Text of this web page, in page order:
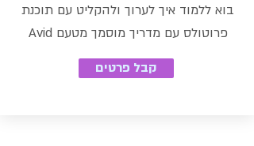
בוא ללמוד איך לערוך ולהקליט עם תוכנת
פרוטולס עם מדריך מוסמך מטעם Avid
קבל פרטים